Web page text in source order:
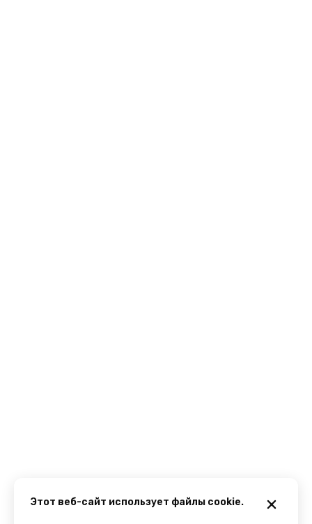
Этот веб-сайт использует файлы cookie.